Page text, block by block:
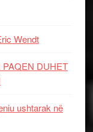
Wendt
PAQEN DUHET
ushtarak në